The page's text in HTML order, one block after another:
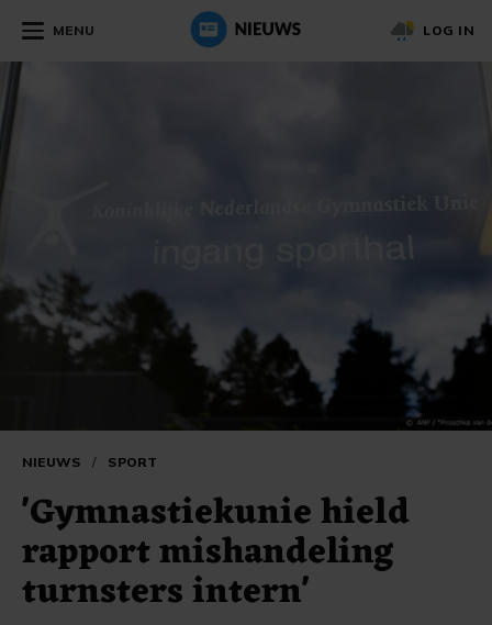
MENU LOG IN
NIEUWS / SPORT
'Gymnastiekunie hield
rapport mishandeling
turnsters intern'